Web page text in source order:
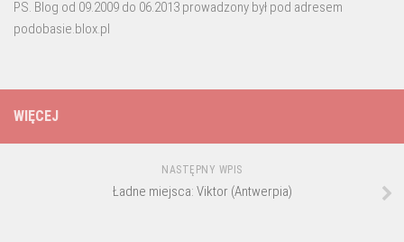
PS. Blog od 09.2009 do 06.2013 prowadzony był pod adresem
podobasie.blox.pl
WIĘCEJ
NASTĘPNY WPIS
Ładne miejsca: Viktor (Antwerpia)